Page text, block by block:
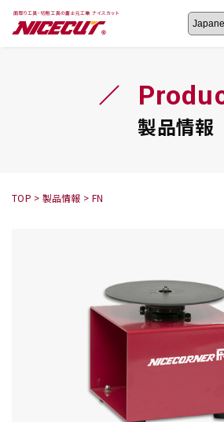
旋盤工具シリーズ
シリーズ
オーダー品依頼
フェイス・ショルダーシリーズかんた
トラブルシューティング
ロックピンの逆ジメに注意
製品情報
TOP > 製品情報 > FN